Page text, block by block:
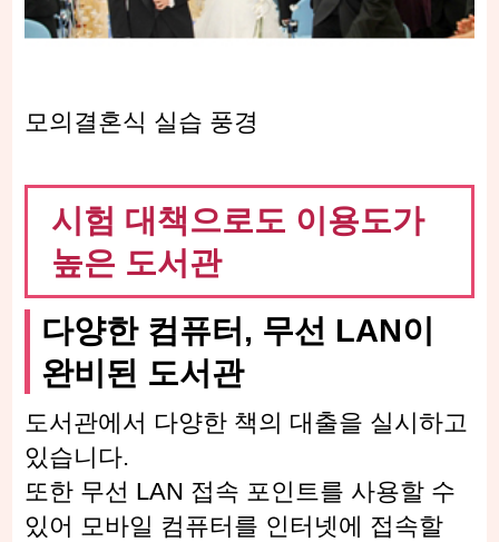
모의결혼식 실습 풍경
시험 대책으로도 이용도가
높은 도서관
다양한 컴퓨터, 무선 LAN이
완비된 도서관
도서관에서 다양한 책의 대출을 실시하고
있습니다.
또한 무선 LAN 접속 포인트를 사용할 수
있어 모바일 컴퓨터를 인터넷에 접속할